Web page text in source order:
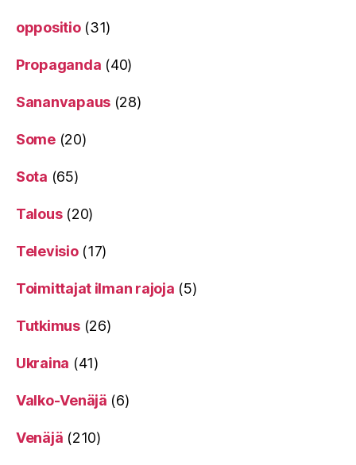
oppositio(31)
Propaganda (40)
Sananvapaus (28)
Some(20)
Sota (65)
Talous(20)
Televisio(17)
Toimittajat ilman rajoja (5)
Tutkimus(26)
Ukraina (41)
Valko-Venäjä (6)
Venäjä (210)